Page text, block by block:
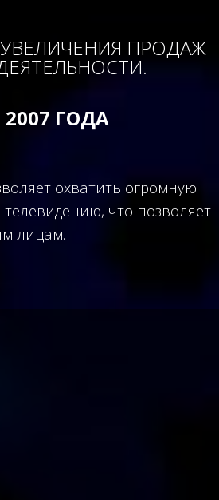
ПРОДАЖ
ГОДА
охватить огромную
что позволяет
лицам.